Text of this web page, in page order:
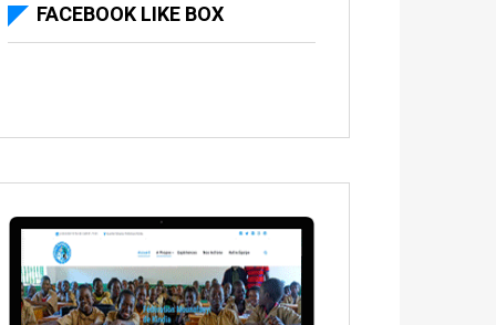
FACEBOOK LIKE BOX